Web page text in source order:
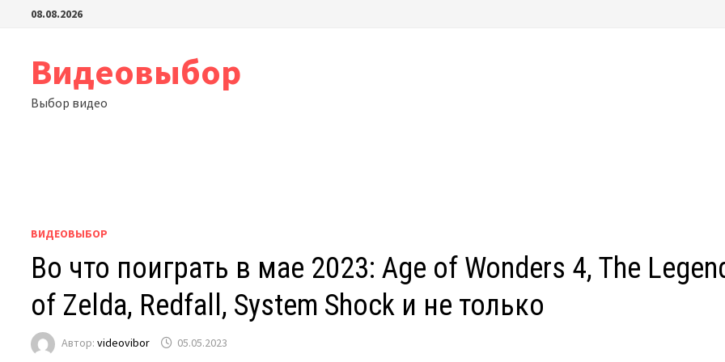
Перейти08.08.2026
Видеовыбор
Выбор видео
ВИДЕОВЫБОР
Во что поиграть в мае 2023: Age of Wonders 4, The
of Zelda, Redfall, System Shock и не только
Автор:videovibor 05.05.2023